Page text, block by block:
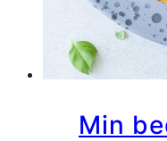
Min